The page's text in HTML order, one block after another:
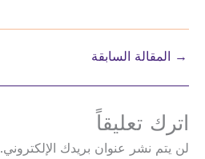
→ المقالة السابقة
اترك تعليقاً
لن يتم نشر عنوان بريدك الإلكتروني.